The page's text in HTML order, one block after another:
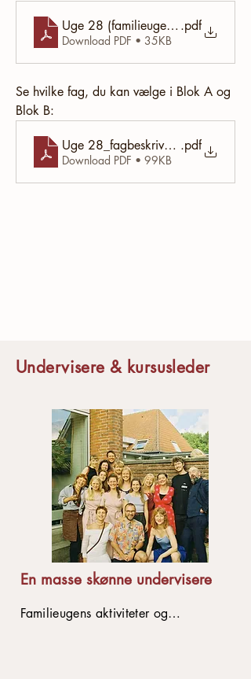
Uge 28 (familieuge)_program
.pdf
Download PDF • 35KB
Se hvilke fag, du kan vælge i Blok A og
Blok B:
Uge 28_fagbeskrivelser.pdf
Download PDF • 99KB
Undervisere & kursusleder
En masse skønne undervisere
Familieugens aktiviteter og